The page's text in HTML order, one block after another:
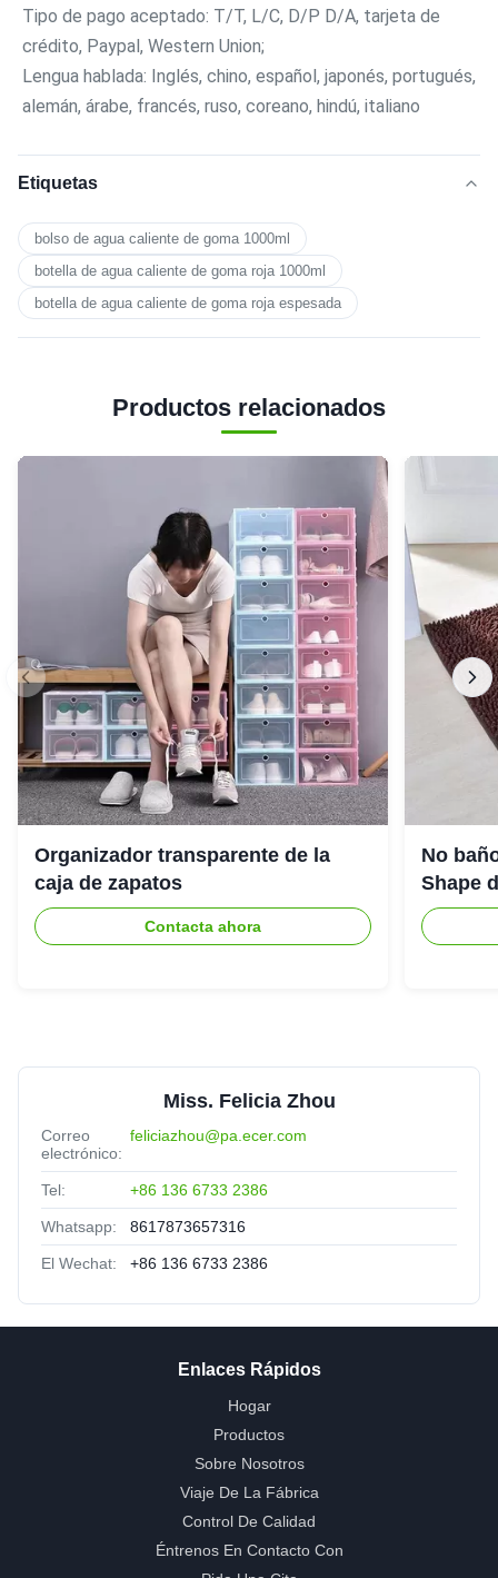
Tipo de pago aceptado: T/T, L/C, D/P D/A, tarjeta de
crédito, Paypal, Western Union;
Lengua hablada: Inglés, chino, español, japonés, portugués,
alemán, árabe, francés, ruso, coreano, hindú, italiano
Etiquetas
bolso de agua caliente de goma 1000ml
botella de agua caliente de goma roja 1000ml
botella de agua caliente de goma roja espesada
Productos relacionados
Organizador transparente de la
caja de zapatos
Contacta ahora
No
Shape
Miss. Felicia Zhou
Correo
electrónico:
feliciazhou@pa.ecer.com
Tel: +86 136 6733 2386
Whatsapp: 8617873657316
El Wechat: +86 136 6733 2386
Enlaces Rápidos
Hogar
Productos
Sobre Nosotros
Viaje De La Fábrica
Control De Calidad
Éntrenos En Contacto Con